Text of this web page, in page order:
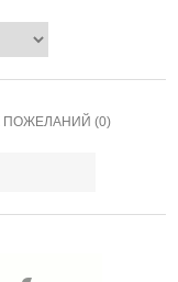
ПОЖЕЛАНИЙ (0)